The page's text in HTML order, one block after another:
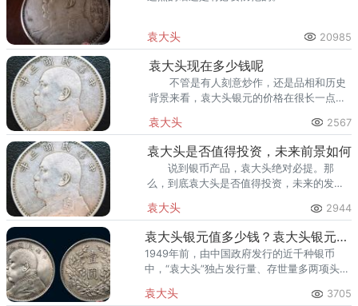
袁大头 20985
袁大头现在多少钱呢
不管是有人刻意炒作，还是品相和历史
背景来看，袁大头银元的价格在很长一点时
大藏友放心收藏。
袁大头 2567
袁大头是否值得投资，未来前景如何
说到银币产品，袁大头绝对必提。那
么，到底袁大头是否值得投资，未来的发展
错的投资品种，如果你有机会接触到的话，
可以选择作为长线投资。
袁大头 2944
袁大头银元值多少钱？袁大头银元最高价格是多少？
1949年前，由中国政府发行的近千种银币
中，“袁大头”独占发行量、存世量多两项头
解一下吧！
袁大头 3705